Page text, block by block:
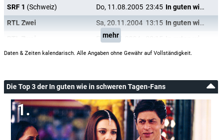
SRF 1 (Schweiz) Do, 11.08.2005 23:45
In guten wie in schweren Tagen
RTL Zwei
Sa, 20.11.2004 13:15
In guten wie in schweren Tagen
Fr, 19.11.2004
mehr
Daten & Zeiten kalendarisch. Alle Angaben ohne Gewähr auf Vollständigkeit.
Die Top 3 der In guten wie in schweren Tagen-Fans